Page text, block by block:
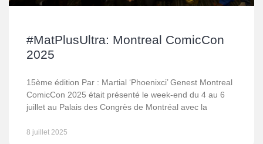
#MatPlusUltra: Montreal ComicCon
2025
15ème édition Par : Martial ‘Phoenixci’ Genest Montreal
ComicCon 2025 était présenté le week-end du 4 au 6
juillet au Palais des Congrès de Montréal avec la
8 juillet 2025